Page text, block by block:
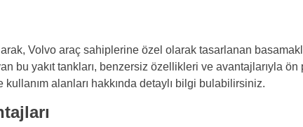
Volvo araç sahiplerine özel olarak tasarlanan
bu yakıt tankları, benzersiz özellikleri ve avantajlarıyla ön
kullanım alanları hakkında detaylı bilgi bulabilirsiniz.